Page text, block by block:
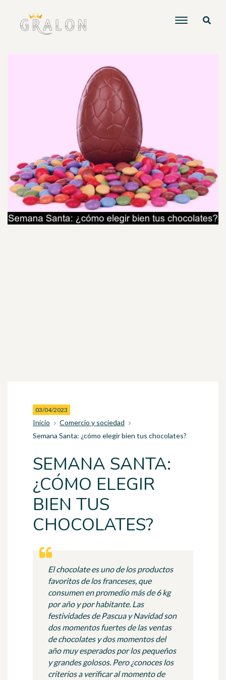
03/04/2023
Inicio
Comercio y sociedad
Semana Santa: ¿cómo elegir bien tus chocolates?
SEMANA SANTA:
¿CÓMO ELEGIR
BIEN TUS
CHOCOLATES?
El chocolate es uno de los productos
favoritos de los franceses, que
consumen en promedio más de 6 kg
por año y por habitante. Las
festividades de Pascua y Navidad son
dos momentos fuertes de las ventas
de chocolates y dos momentos del
año muy esperados por los pequeños
y grandes golosos. Pero ¿conoces los
criterios a verificar al momento de